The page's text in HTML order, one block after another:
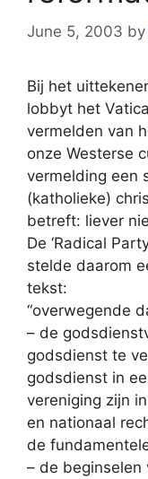
June 5, 2003 by
Bij het
lobbyt het
vermelden van
onze Westerse
vermelding een
(katholieke)
betreft: liever
De ‘Radical
stelde daarom
tekst:
“overwegende
– de
godsdienst te
godsdienst in
vereniging zijn
en nationaal
de
– de beginselen